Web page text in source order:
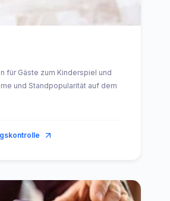
für Gäste zum Kinderspiel und
und Standpopularität auf dem